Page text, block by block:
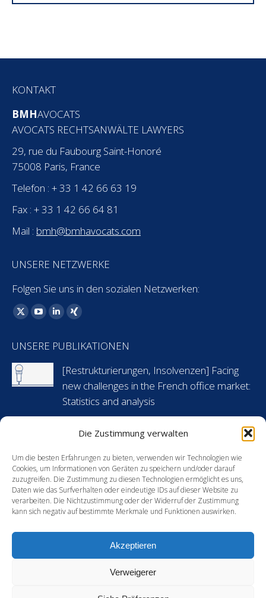
Die Zustimmung verwalten
Um die besten Erfahrungen zu bieten, verwenden wir Technologien wie
Cookies, um Informationen von Geräten zu speichern und/oder darauf
zuzugreifen. Die Zustimmung zu diesen Technologien ermöglicht es uns,
Daten wie das Surfverhalten oder eindeutige IDs auf dieser Website zu
verarbeiten. Die Nichtzustimmung oder der Widerruf der Zustimmung
kann sich negativ auf bestimmte Merkmale und Funktionen auswirken.
Akzeptieren
Verweigerer
KONTAKT
BMHAVOCATS
AVOCATS RECHTSANWÄLTE LAWYERS
29, rue du Faubourg Saint-Honoré
75008 Paris, France
Telefon : + 33 1 42 66 63 19
Fax : + 33 1 42 66 64 81
Mail : bmh@bmhavocats.com
UNSERE NETZWERKE
Folgen Sie uns in den sozialen Netzwerken:
Finden Sie uns auf:
X
opens
in
new
YouTube
opens
in
window
Linkedin
opens
new
window
XING
opens
new
window
UNSERE PUBLIKATIONEN
[Restrukturierungen, Insolvenzen] Facing
new challenges in the French office market:
Statistics and analysis
6 Mai 2024
[Arbeitsrecht] Flashnews: Urlaubsansprüche
während krankheitsbedingter Abwesenheit
in Frankreich
30 April 2024
[Energie] France’s new green hydrogen
support mechanism: an opportunity for
European players?
15 Februar 2024